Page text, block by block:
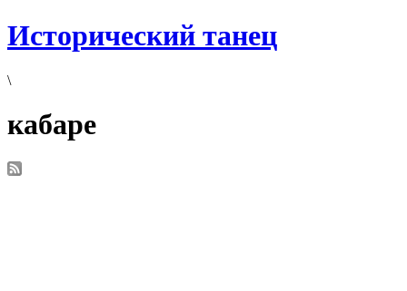
Исторический танец
\
кабаре